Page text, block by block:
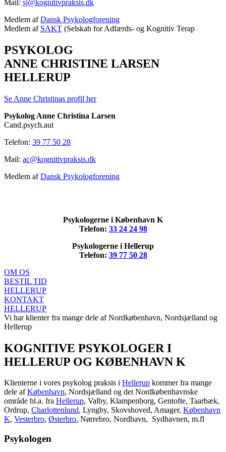
Mail: sj@kognitivpraksis.dk
Medlem afDansk Psykologforening
Medlem af SAKT (Selskab for Adfærds- og Kognitiv Terap
PSYKOLOG
ANNE CHRISTINE LARSEN
HELLERUP
Se Anne Christinas profil her
Psykolog Anne Christina Larsen
Cand.psych.aut
Telefon: 39 77 50 28
Mail: ac@kognitivpraksis.dk
Medlem afDansk Psykologforening
Psykologerne i København K
Telefon: 33 24 24 98
Psykologerne i Hellerup
Telefon: 39 77 50 28
OM OS
BESTIL TID
HELLERUP
KONTAKT
HELLERUP
Vi har klienter fra mange dele af Nordkøbenhavn, Nordsjælland og
Hellerup
KOGNITIVE PSYKOLOGER I
HELLERUP OG KØBENHAVN K
Klienterne i vores psykolog praksis i Hellerup kommer fra mange
dele afKøbenhavn, Nordsjælland og det Nordkøbenhavnske
område bl.a. fra Hellerup, Valby, Klampenborg, Gentofte, Taarbæk,
Ordrup, Charlottenlund, Lyngby, Skovshoved, Amager, København
K, Vesterbro, Østerbro, Nørrebro, Nordhavn, Sydhavnen, m.fl
Psykologen